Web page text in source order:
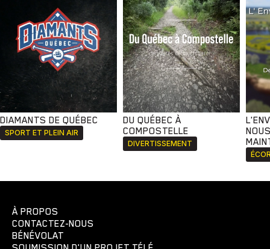
DIAMANTS DE QUÉBEC
SPORT ET PLEIN AIR
DU QUÉBEC À
COMPOSTELLE
DIVERTISSEMENT
À PROPOS
CONTACTEZ-NOUS
BÉNÉVOLAT